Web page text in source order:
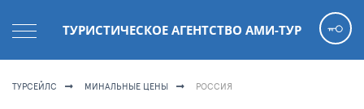
ТУРИСТИЧЕСКОЕ АГЕНТСТВО АМИ-ТУР
ТУРСЕЙЛС МИНАЛЬНЫЕ ЦЕНЫ РОССИЯ